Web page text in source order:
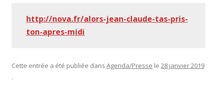
http://nova.fr/alors-jean-claude-tas-pris-
ton-apres-midi
Cette entrée a été publiée dans Agenda/Presse le 28 janvier 2019
.